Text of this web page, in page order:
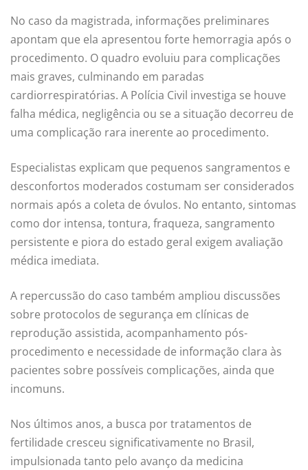
No caso da magistrada, informações preliminares
apontam que ela apresentou forte hemorragia após o
procedimento. O quadro evoluiu para complicações
mais graves, culminando em paradas
cardiorrespiratórias. A Polícia Civil investiga se houve
falha médica, negligência ou se a situação decorreu de
uma complicação rara inerente ao procedimento.
Especialistas explicam que pequenos sangramentos e
desconfortos moderados costumam ser considerados
normais após a coleta de óvulos. No entanto, sintomas
como dor intensa, tontura, fraqueza, sangramento
persistente e piora do estado geral exigem avaliação
médica imediata.
A repercussão do caso também ampliou discussões
sobre protocolos de segurança em clínicas de
reprodução assistida, acompanhamento pós-
procedimento e necessidade de informação clara às
pacientes sobre possíveis complicações, ainda que
incomuns.
Nos últimos anos, a busca por tratamentos de
fertilidade cresceu significativamente no Brasil,
impulsionada tanto pelo avanço da medicina